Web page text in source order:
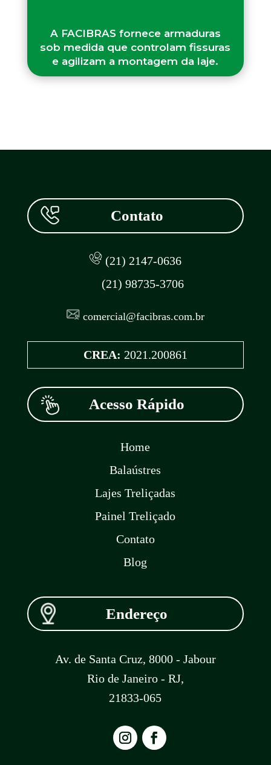
A FACIBRAS fornece armaduras
sob medida que controlam fissuras
e agilizam a montagem da laje.
Contato
(21) 2147-0636
(21) 98735-3706
comercial@facibras.com.br
CREA: 2021.200861
Acesso Rápido
Home
Balaústres
Lajes Treliçadas
Painel Treliçado
Contato
Blog
Endereço
Av. de Santa Cruz, 8000 - Jabour
Rio de Janeiro - RJ,
21833-065